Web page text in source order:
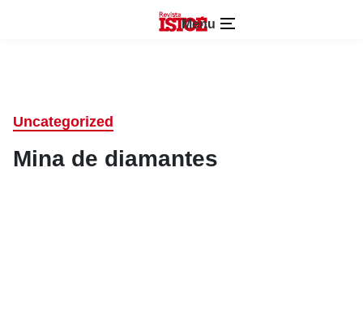
Menu
Uncategorized
Mina de diamantes